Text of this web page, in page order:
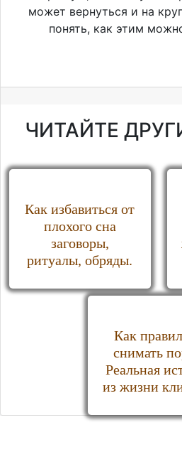
может вернуться и на
понять, как этим
ЧИТАЙТЕ
Как избавиться от
плохого сна
заговоры,
ритуалы, обряды.
Как
снимать
Реальная
из жизни